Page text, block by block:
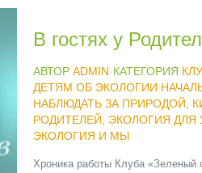
В гостях у
АВТОР ADMIN КАТЕГОРИЯ
ДЕТЯМ ОБ ЭКОЛОГИИ
НАБЛЮДАТЬ ЗА ПРИРОДОЙ
РОДИТЕЛЕЙ
ЭКОЛОГИЯ ДЛЯ
ЭКОЛОГИЯ И МЫ
Хроника работы Клуба «Зеленый